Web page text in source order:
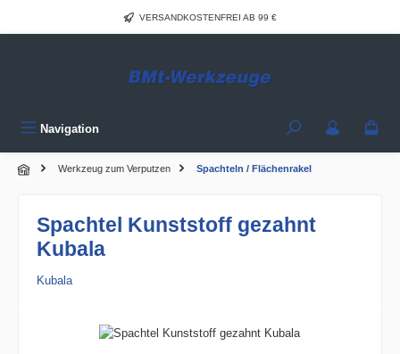
Zum Hauptinhalt springenVERSANDKOSTENFREI AB 99 €
Navigation
Werkzeug zum Verputzen Spachteln / Flächenrakel
Spachtel Kunststoff gezahnt
Kubala
Kubala
Bildergalerie überspringen